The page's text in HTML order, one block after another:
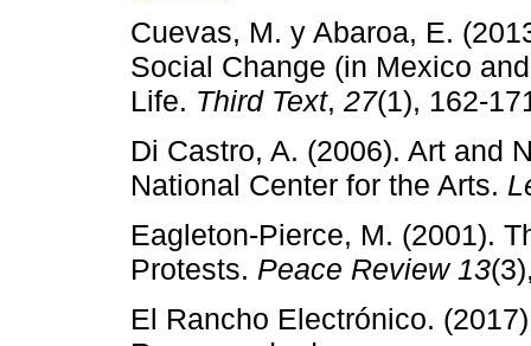
Cuevas, M. y Abaroa, E.
Social Change (in Mexico
Life. Third Text, 27(1), 162-
Di Castro, A. (2006). Art and
National Center for the Arts.
Eagleton-Pierce, M. (2001).
Protests. Peace Review 13
El Rancho Electrónico.